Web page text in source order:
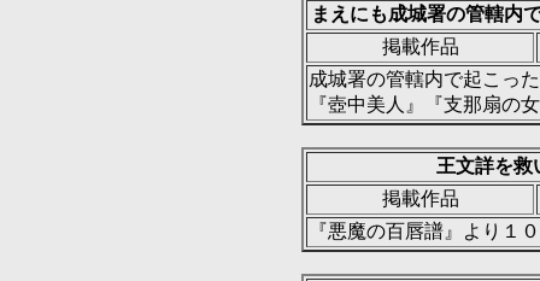
まえにも成城署の管轄内
掲載作品
成城署の管轄内で起こっ
『壺中美人』『支那扇の
王文詳を救
掲載作品
『悪魔の百唇譜』より１